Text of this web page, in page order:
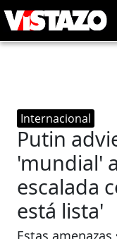
Internacional
Putin
'mundial'
escalada
está lista'
Estas